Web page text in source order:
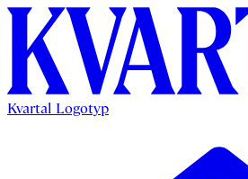
Kvartal Logotyp